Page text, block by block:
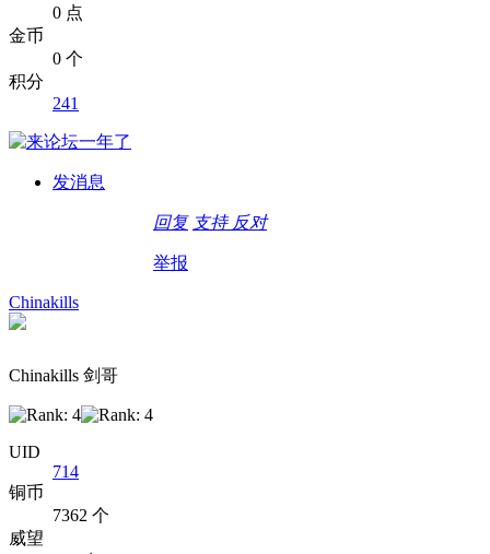
0 点
金币
0 个
积分
241
发消息
回复 支持 反对
举报
Chinakills
Chinakills 剑哥
UID
714
铜币
7362 个
威望